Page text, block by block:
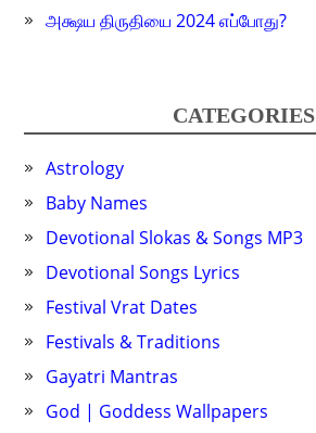
அக்ஷய திருதியை 2024 எப்போது?
CATEGORIES
Astrology
Baby Names
Devotional Slokas & Songs MP3
Devotional Songs Lyrics
Festival Vrat Dates
Festivals & Traditions
Gayatri Mantras
God | Goddess Wallpapers